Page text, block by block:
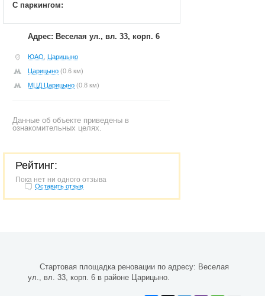
С паркингом:
Адрес: Веселая ул., вл. 33, корп. 6
ЮАО Царицыно
Царицыно (0.6 км)
МЦД Царицыно (0.8 км)
Данные об объекте приведены в
ознакомительных целях.
Рейтинг:
Пока нет ни одного отзыва
Оставить отзыв
Стартовая площадка реновации по адресу: Веселая
ул., вл. 33, корп. 6 в районе Царицыно.